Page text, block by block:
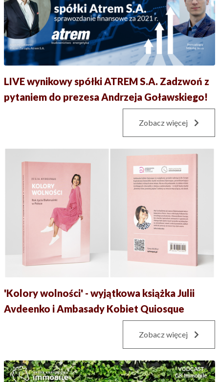
LIVE wynikowy spółki ATREM S.A. Zadzwoń z
pytaniem do prezesa Andrzeja Goławskiego!
Zobacz więcej
'Kolory wolności' - wyjątkowa książka Julii
Avdeenko i Ambasady Kobiet Quiosque
Zobacz więcej